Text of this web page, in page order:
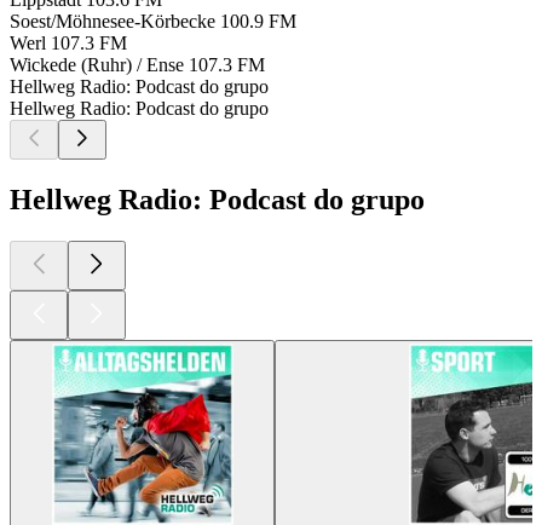
Soest/Möhnesee-Körbecke 100.9 FM
Werl 107.3 FM
Wickede (Ruhr) / Ense 107.3 FM
Hellweg Radio: Podcast do grupo
Hellweg Radio: Podcast do grupo
Hellweg Radio: Podcast do grupo